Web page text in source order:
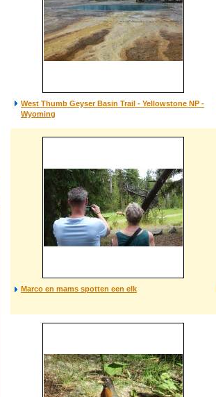
West Thumb Geyser Basin Trail - Yellowstone NP -
Wyoming
Marco en mams spotten een elk